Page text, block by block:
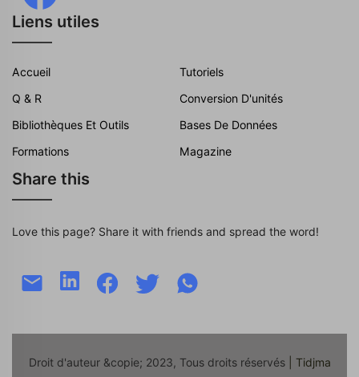
Liens utiles
Accueil
Tutoriels
Q & R
Conversion D'unités
Bibliothèques Et Outils
Bases De Données
Formations
Magazine
Share this
Love this page? Share it with friends and spread the word!
Droit d'auteur &copie; 2023, Tous droits réservés | Tidjma